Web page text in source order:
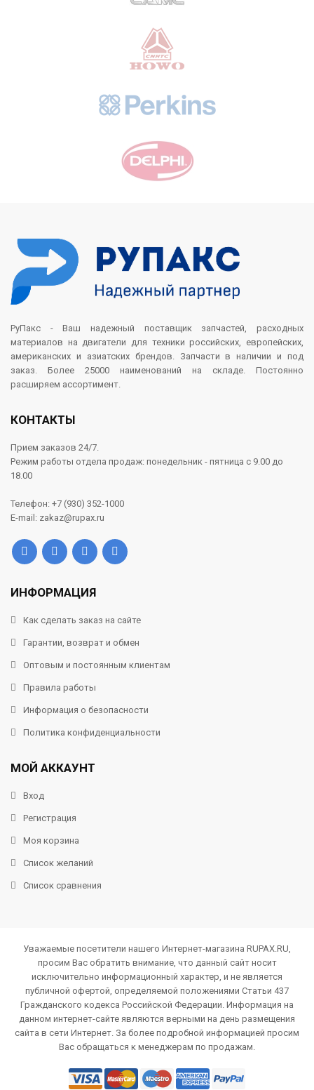
РуПакс - Ваш надежный поставщик запчастей, расходных
материалов на двигатели для техники российских, европейских,
американских и азиатских брендов. Запчасти в наличии и под
заказ. Более 25000 наименований на складе. Постоянно
расширяем ассортимент.
КОНТАКТЫ
Прием заказов 24/7.
Режим работы отдела продаж: понедельник - пятница с 9.00 до
18.00
Телефон: +7 (930) 352-1000
E-mail: zakaz@rupax.ru
ИНФОРМАЦИЯ
Как сделать заказ на сайте
Гарантии, возврат и обмен
Оптовым и постоянным клиентам
Правила работы
Информация о безопасности
Политика конфиденциальности
МОЙ АККАУНТ
Вход
Регистрация
Моя корзина
Список желаний
Список сравнения
Уважаемые посетители нашего Интернет-магазина RUPAX.RU,
просим Вас обратить внимание, что данный сайт носит
исключительно информационный характер, и не является
публичной офертой, определяемой положениями Статьи 437
Гражданского кодекса Российской Федерации. Информация на
данном интернет-сайте являются верными на день размещения
сайта в сети Интернет. За более подробной информацией просим
Вас обращаться к менеджерам по продажам.